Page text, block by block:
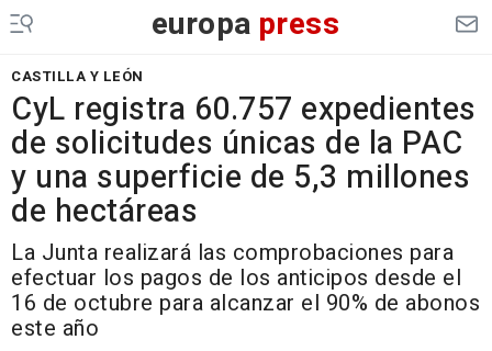
europa press
CASTILLA Y LEÓN
CyL registra 60.757 expedientes
de solicitudes únicas de la PAC
y una superficie de 5,3 millones
de hectáreas
La Junta realizará las comprobaciones para
efectuar los pagos de los anticipos desde el
16 de octubre para alcanzar el 90% de abonos
este año